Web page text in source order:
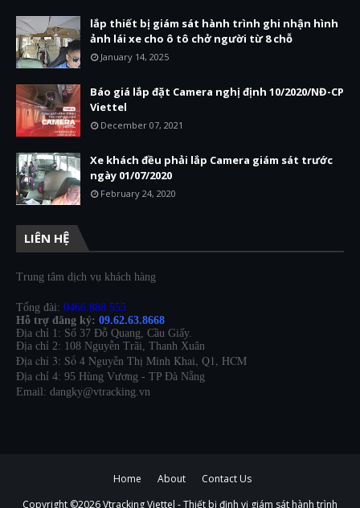
lắp thiết bị giám sát hành trình ghi nhận hình
ảnh lái xe cho ô tô chở người từ 8 chỗ
January 14, 2025
Báo giá lắp đặt Camera nghị định 10/2020/NĐ-CP
Viettel
December 07, 2021
Xe khách đều phải lắp Camera giám sát trước
ngày 01/07/2020
February 24, 2020
LIÊN HỆ
Trung tâm dịch vụ khách hàng
Tổng đài: 0466.888.555
Hỗ trợ đăng ký: 09.62.63.8668
Địa chỉ 1: Số 37 Đỗ Quang, Cầu Giấy.
Địa chỉ 2: 108 Nguyễn Trãi, Thanh Xuân
Địa chỉ 3: Số 4 Nguyễn Thị Minh Khai, Q1, HCM
Địa chỉ 4: 95 Hùng Vương - TP Đà Nẵng
Email: dangky@vtracking.vn
Home About
Contact Us
Copyright ©2026Vtracking Viettel - Thiết bị định vị giám sát hành trình